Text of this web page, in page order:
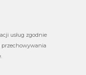
usług zgodnie
przechowywania